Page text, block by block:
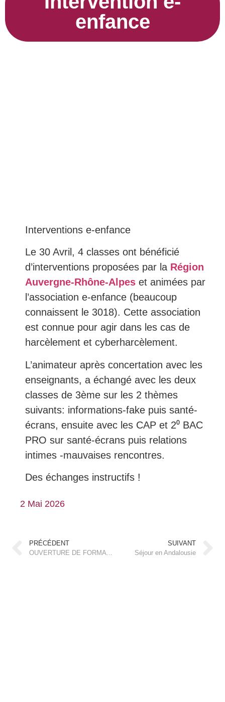
enfance
Interventions e-enfance
Le 30 Avril, 4 classes ont bénéficié
d’interventions proposées par la Région
Auvergne-Rhône-Alpes et animées par
l’association e-enfance (beaucoup
connaissent le 3018). Cette association
est connue pour agir dans les cas de
harcèlement et cyberharcèlement.
L’animateur après concertation avec les
enseignants, a échangé avec les deux
classes de 3ème sur les 2 thèmes
suivants: informations-fake puis santé-
écrans, ensuite avec les CAP et 2⁰ BAC
PRO sur santé-écrans puis relations
intimes -mauvaises rencontres.
Des échanges instructifs !
2 Mai 2026
PRÉCÉDENT
SUIVANT
Séjour en Andalousie